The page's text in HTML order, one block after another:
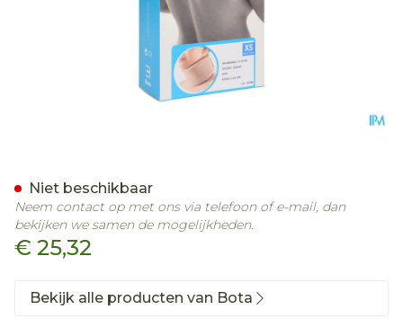
€ 25,32
Niet beschikbaar
Neem contact op met ons via telefoon of e-mail, dan
bekijken we samen de mogelijkheden.
Bekijk alle producten van Bota